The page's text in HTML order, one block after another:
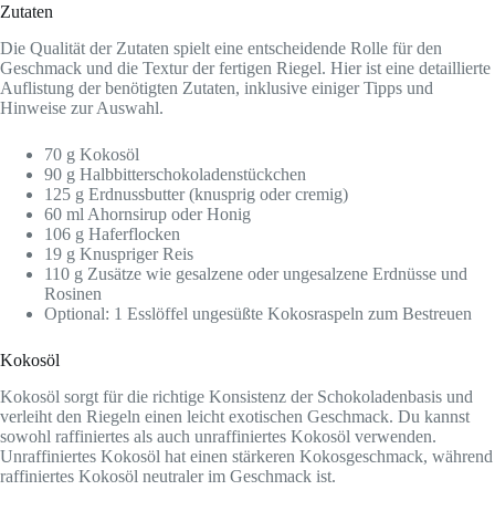
Zutaten
Die Qualität der Zutaten spielt eine entscheidende Rolle für den
Geschmack und die Textur der fertigen Riegel. Hier ist eine detaillierte
Auflistung der benötigten Zutaten, inklusive einiger Tipps und
Hinweise zur Auswahl.
70 g Kokosöl
90 g Halbbitterschokoladenstückchen
125 g Erdnussbutter (knusprig oder cremig)
60 ml Ahornsirup oder Honig
106 g Haferflocken
19 g Knuspriger Reis
110 g Zusätze wie gesalzene oder ungesalzene Erdnüsse und
Rosinen
Optional: 1 Esslöffel ungesüßte Kokosraspeln zum Bestreuen
Kokosöl
Kokosöl sorgt für die richtige Konsistenz der Schokoladenbasis und
verleiht den Riegeln einen leicht exotischen Geschmack. Du kannst
sowohl raffiniertes als auch unraffiniertes Kokosöl verwenden.
Unraffiniertes Kokosöl hat einen stärkeren Kokosgeschmack, während
raffiniertes Kokosöl neutraler im Geschmack ist.